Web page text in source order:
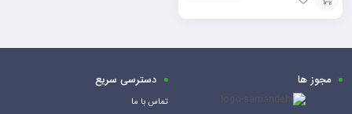
افزودن
به
مجوز ها دسترسی سریع
تماس با ما